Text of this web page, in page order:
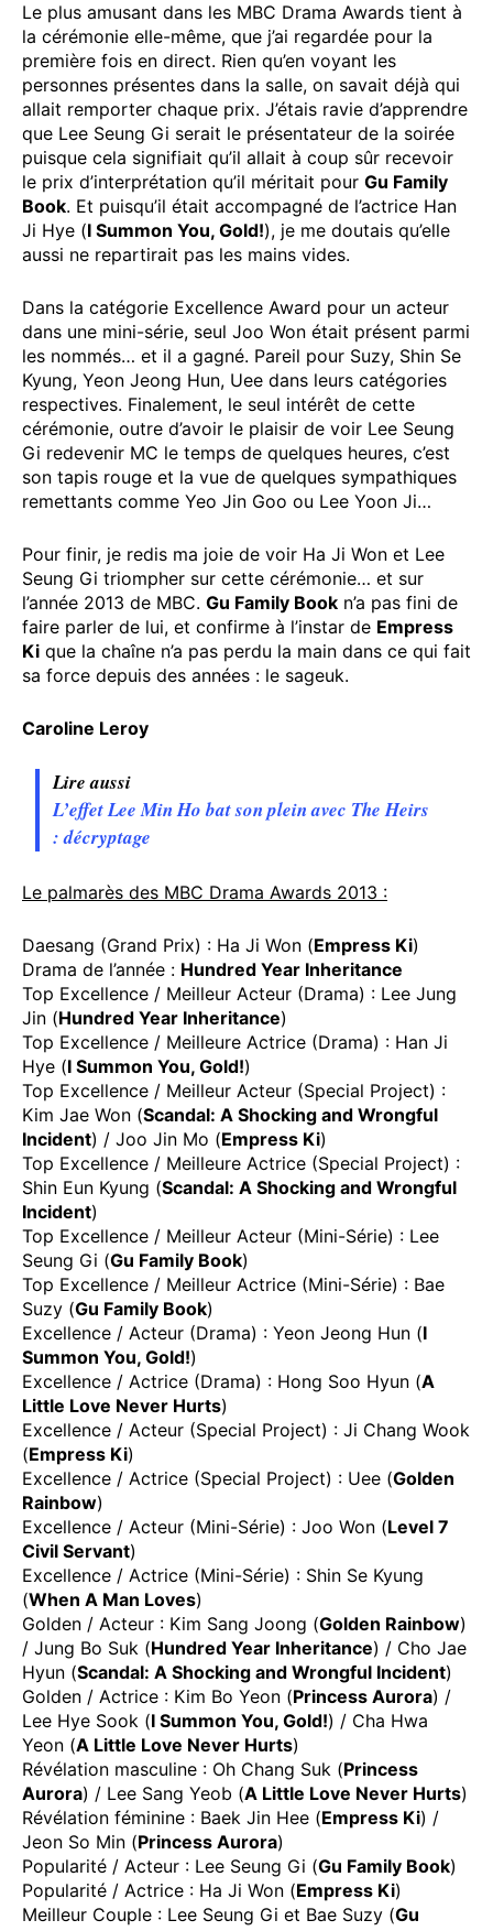
Le plus amusant dans les MBC Drama Awards tient à
la cérémonie elle-même, que j’ai regardée pour la
première fois en direct. Rien qu’en voyant les
personnes présentes dans la salle, on savait déjà qui
allait remporter chaque prix. J’étais ravie d’apprendre
que Lee Seung Gi serait le présentateur de la soirée
puisque cela signifiait qu’il allait à coup sûr recevoir
le prix d’interprétation qu’il méritait pour Gu Family
Book. Et puisqu’il était accompagné de l’actrice Han
Ji Hye (I Summon You, Gold!), je me doutais qu’elle
aussi ne repartirait pas les mains vides.
Dans la catégorie Excellence Award pour un acteur
dans une mini-série, seul Joo Won était présent parmi
les nommés… et il a gagné. Pareil pour Suzy, Shin Se
Kyung, Yeon Jeong Hun, Uee dans leurs catégories
respectives. Finalement, le seul intérêt de cette
cérémonie, outre d’avoir le plaisir de voir Lee Seung
Gi redevenir MC le temps de quelques heures, c’est
son tapis rouge et la vue de quelques sympathiques
remettants comme Yeo Jin Goo ou Lee Yoon Ji…
Pour finir, je redis ma joie de voir Ha Ji Won et Lee
Seung Gi triompher sur cette cérémonie… et sur
l’année 2013 de MBC. Gu Family Book n’a pas fini de
faire parler de lui, et confirme à l’instar de Empress
Ki que la chaîne n’a pas perdu la main dans ce qui fait
sa force depuis des années : le sageuk.
Caroline Leroy
Lire aussi
L’effet Lee Min Ho bat son plein avec The Heirs
: décryptage
Le palmarès des MBC Drama Awards 2013 :
Daesang (Grand Prix) : Ha Ji Won (Empress Ki)
Drama de l’année : Hundred Year Inheritance
Top Excellence / Meilleur Acteur (Drama) : Lee Jung
Jin (Hundred Year Inheritance)
Top Excellence / Meilleure Actrice (Drama) : Han Ji
Hye (I Summon You, Gold!)
Top Excellence / Meilleur Acteur (Special Project) :
Kim Jae Won (Scandal: A Shocking and Wrongful
Incident) / Joo Jin Mo (Empress Ki)
Top Excellence / Meilleure Actrice (Special Project) :
Shin Eun Kyung (Scandal: A Shocking and Wrongful
Incident)
Top Excellence / Meilleur Acteur (Mini-Série) : Lee
Seung Gi (Gu Family Book)
Top Excellence / Meilleur Actrice (Mini-Série) : Bae
Suzy (Gu Family Book)
Excellence / Acteur (Drama) : Yeon Jeong Hun (I
Summon You, Gold!)
Excellence / Actrice (Drama) : Hong Soo Hyun (A
Little Love Never Hurts)
Excellence / Acteur (Special Project) : Ji Chang Wook
(Empress Ki)
Excellence / Actrice (Special Project) : Uee (Golden
Rainbow)
Excellence / Acteur (Mini-Série) : Joo Won (Level 7
Civil Servant)
Excellence / Actrice (Mini-Série) : Shin Se Kyung
(When A Man Loves)
Golden / Acteur : Kim Sang Joong (Golden Rainbow)
/ Jung Bo Suk (Hundred Year Inheritance) / Cho Jae
Hyun (Scandal: A Shocking and Wrongful Incident)
Golden / Actrice : Kim Bo Yeon (Princess Aurora) /
Lee Hye Sook (I Summon You, Gold!) / Cha Hwa
Yeon (A Little Love Never Hurts)
Révélation masculine : Oh Chang Suk (Princess
Aurora) / Lee Sang Yeob (A Little Love Never Hurts)
Révélation féminine : Baek Jin Hee (Empress Ki) /
Jeon So Min (Princess Aurora)
Popularité / Acteur : Lee Seung Gi (Gu Family Book)
Popularité / Actrice : Ha Ji Won (Empress Ki)
Meilleur Couple : Lee Seung Gi et Bae Suzy (Gu